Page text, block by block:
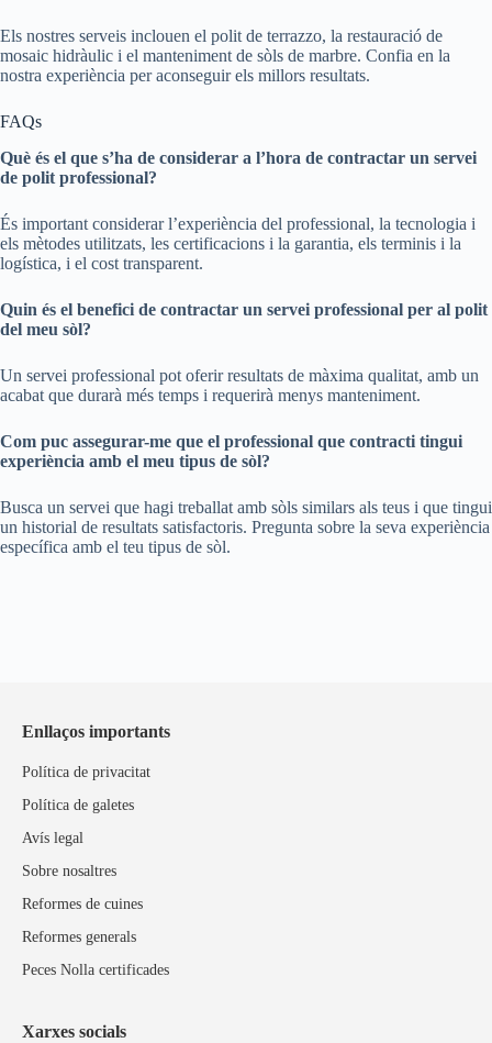
Els nostres serveis inclouen el polit de terrazzo, la restauració de
mosaic hidràulic i el manteniment de sòls de marbre. Confia en la
nostra experiència per aconseguir els millors resultats.
FAQs
Què és el que s’ha de considerar a l’hora de contractar un servei
de polit professional?
És important considerar l’experiència del professional, la tecnologia i
els mètodes utilitzats, les certificacions i la garantia, els terminis i la
logística, i el cost transparent.
Quin és el benefici de contractar un servei professional per al polit
del meu sòl?
Un servei professional pot oferir resultats de màxima qualitat, amb un
acabat que durarà més temps i requerirà menys manteniment.
Com puc assegurar-me que el professional que contracti tingui
experiència amb el meu tipus de sòl?
Busca un servei que hagi treballat amb sòls similars als teus i que tingui
un historial de resultats satisfactoris. Pregunta sobre la seva experiència
específica amb el teu tipus de sòl.
Enllaços importants
Política de privacitat
Política de galetes
Avís legal
Sobre nosaltres
Reformes de cuines
Reformes generals
Peces Nolla certificades
Xarxes socials